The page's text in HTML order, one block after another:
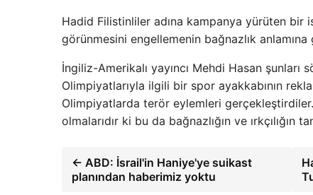
Hadid Filistinliler adına kampanya yürüten bir
görünmesini engellemenin bağnazlık
İngiliz-Amerikalı yayıncı Mehdi Hasan
Olimpiyatlarıyla ilgili bir spor ayakkabının
Olimpiyatlarda terör eylemleri
olmalarıdır ki bu da bağnazlığın ve ırkçılığın
← ABD: İsrail'in Haniye'ye suikast
planından haberimiz yoktu